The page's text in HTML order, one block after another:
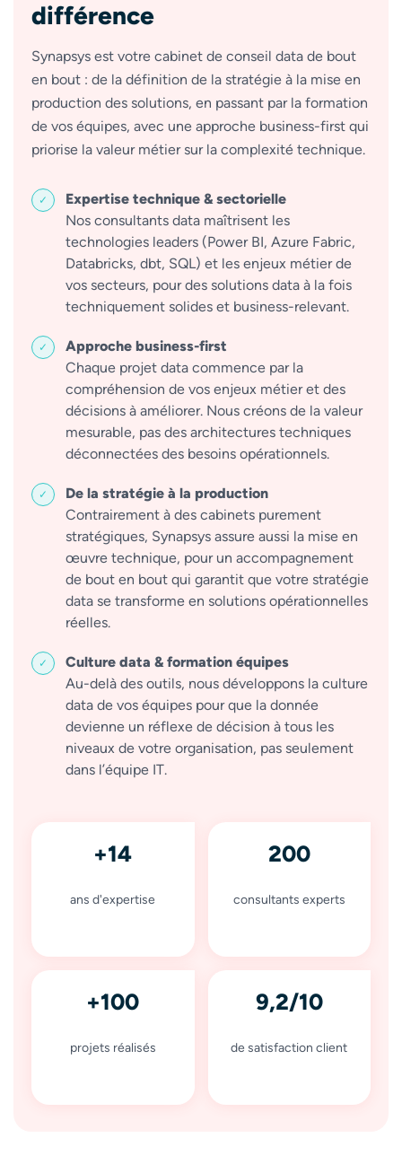
différence
Synapsys est votre cabinet de conseil data de bout
en bout : de la définition de la stratégie à la mise en
production des solutions, en passant par la formation
de vos équipes, avec une approche business-first qui
priorise la valeur métier sur la complexité technique.
Expertise technique & sectorielle
Nos consultants data maîtrisent les
technologies leaders (Power BI, Azure Fabric,
Databricks, dbt, SQL) et les enjeux métier de
vos secteurs, pour des solutions data à la fois
techniquement solides et business-relevant.
Approche business-first
Chaque projet data commence par la
compréhension de vos enjeux métier et des
décisions à améliorer. Nous créons de la valeur
mesurable, pas des architectures techniques
déconnectées des besoins opérationnels.
De la stratégie à la production
Contrairement à des cabinets purement
stratégiques, Synapsys assure aussi la mise en
œuvre technique, pour un accompagnement
de bout en bout qui garantit que votre stratégie
data se transforme en solutions opérationnelles
réelles.
Culture data & formation équipes
Au-delà des outils, nous développons la culture
data de vos équipes pour que la donnée
devienne un réflexe de décision à tous les
niveaux de votre organisation, pas seulement
dans l’équipe IT.
+14
ans d'expertise
200
consultants experts
+100
projets réalisés
9,2/10
de satisfaction client